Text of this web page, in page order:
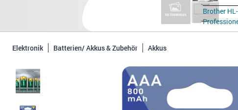
Brother
Elektronik Batterien/ Akkus & Zubehör Akkus